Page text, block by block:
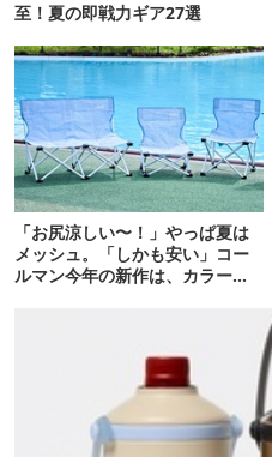
至！夏の即戦力ギア27選
「お尻涼しい〜！」やっぱ夏は
メッシュ。「しかも安い」コー
ルマン今年の新作は、カラーも